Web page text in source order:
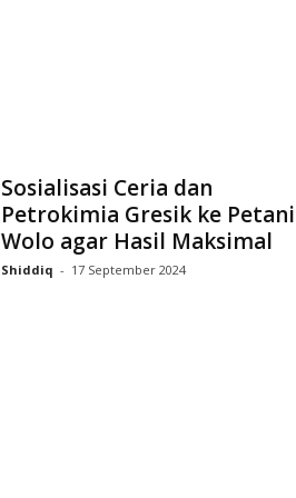
Sosialisasi Ceria dan
Petrokimia Gresik ke Petani
Wolo agar Hasil Maksimal
Shiddiq - 17 September 2024